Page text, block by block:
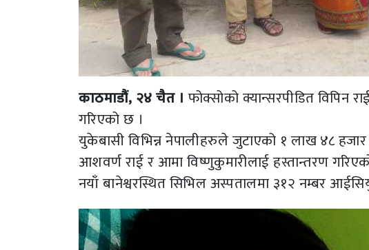
काठमाडौं, २४ चैत । फोक्सोको क्यान्सरपीडित विपिन
गरिएको छ ।
युकेबासी विभिन्न नेपालीहरुले जुटाएको १ लाख ४८
आशवर्ण राई र आमा विष्णुकुमारीलाई हस्तान्तरण
नयाँ बानेश्वरस्थित सिभिल अस्पतालमा ३१२ नम्बर